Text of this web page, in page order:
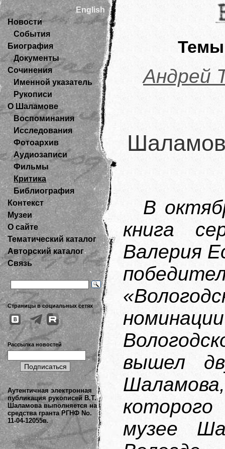
English
Новости
События
Биография
Документы
Сочинения
Именной указатель
Рукописи
О Шаламове
Воспоминания
Исследования
Фотоархив
Аудиозаписи
Фильмы
Критика
Библиография
Контекст
Музеи
О сайте
Тематический каталог
Авторский каталог
Связь
Страницы в социальных сетях
Рассылка новостей
Аутентичная электронная
публикация рукописей В.Т.
Шаламова выполняется на
средства гранта РГНФ No.
11-04-12055в.
Темы
Андрей
В
книга
Валерия
вышел
музее